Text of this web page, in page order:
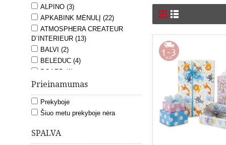
ALPINO (3)
APKABINK MĖNULĮ (22)
ATMOSPHERA CREATEUR
D`INTERIEUR (13)
BALVI (2)
BELEDUC (4)
BOARD (1)
CMP (1)
COMMOTION (1)
DARIRDAR (4)
DREAMHOUSE (2)
EDX Education (8)
Prieinamumas
Prekyboje
Šiuo metu prekyboje nėra
SPALVA